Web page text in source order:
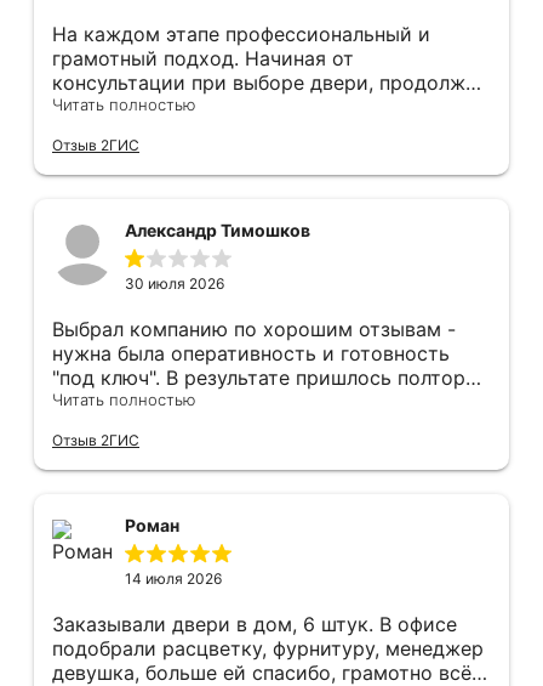
На каждом этапе профессиональный и
грамотный подход. Начиная от
консультации при выборе двери, продолжая
оперативным замером, завершая быстрой и
оформление двери - отдельное спасибо!
Рекомендуем и планируем в дальнейшем, по
Читать полностью
Отзыв 2ГИС
Александр Тимошков
30 июля 2026
Выбрал компанию по хорошим отзывам -
нужна была оперативность и готовность
"под ключ". В результате пришлось полтора
часа потратить на уборку подъезда, так как
"утилизация старой двери" не входит
уборка выломанного деревянного косяка и
После предъявления претензии менеджеру
получил только недовольный звонок от
монтажника, никаких извинений и попыток
менеджером специально обговаривал, что
нужна утилизация, мне это затруднительно -
ограниченные физические возможности...
Читать полностью
Отзыв 2ГИС
Роман
14 июля 2026
Заказывали двери в дом, 6 штук. В офисе
подобрали расцветку, фурнитуру, менеджер
девушка, больше ей спасибо, грамотно всё